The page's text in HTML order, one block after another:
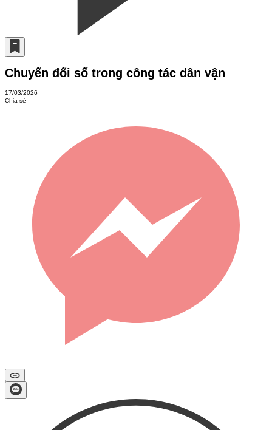
Chuyển đổi số trong công tác dân vận
17/03/2026
Chia sẻ